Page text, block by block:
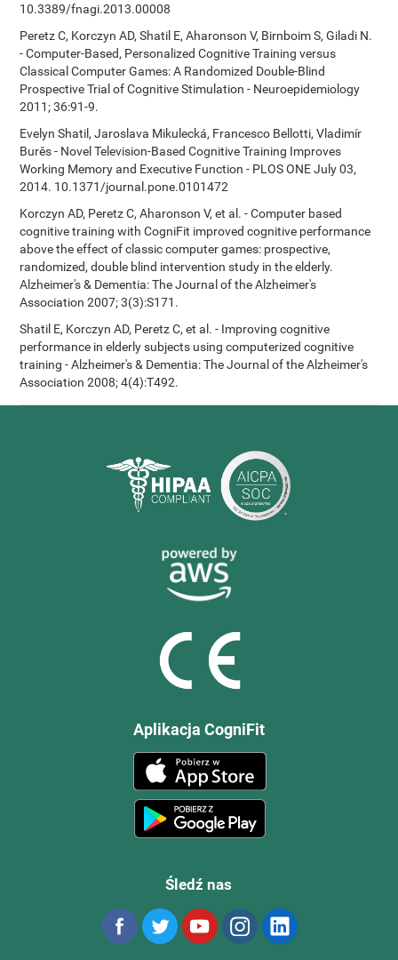
10.3389/fnagi.2013.00008
Peretz C, Korczyn AD, Shatil E, Aharonson V, Birnboim S, Giladi N.
- Computer-Based, Personalized Cognitive Training versus
Classical Computer Games: A Randomized Double-Blind
Prospective Trial of Cognitive Stimulation - Neuroepidemiology
2011; 36:91-9.
Evelyn Shatil, Jaroslava Mikulecká, Francesco Bellotti, Vladimír
Burěs - Novel Television-Based Cognitive Training Improves
Working Memory and Executive Function - PLOS ONE July 03,
2014. 10.1371/journal.pone.0101472
Korczyn AD, Peretz C, Aharonson V, et al. - Computer based
cognitive training with CogniFit improved cognitive performance
above the effect of classic computer games: prospective,
randomized, double blind intervention study in the elderly.
Alzheimer's & Dementia: The Journal of the Alzheimer's
Association 2007; 3(3):S171.
Shatil E, Korczyn AD, Peretz C, et al. - Improving cognitive
performance in elderly subjects using computerized cognitive
training - Alzheimer's & Dementia: The Journal of the Alzheimer's
Association 2008; 4(4):T492.
Aplikacja CogniFit
Śledź nas